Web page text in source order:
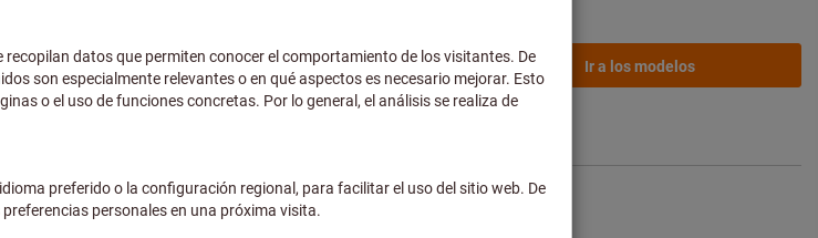
56,08 €
más IVA en la tarifa actual Gastos de envío no
incluidos
Ir a los modelos